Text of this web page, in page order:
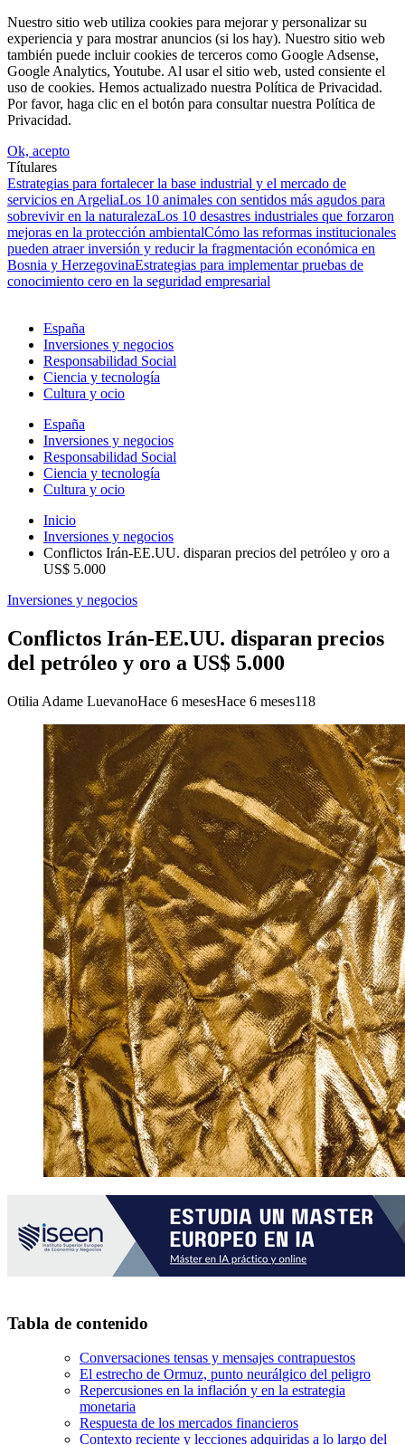
Nuestro sitio web utiliza cookies para mejorar y personalizar su
experiencia y para mostrar anuncios (si los hay). Nuestro sitio web
también puede incluir cookies de terceros como Google Adsense,
Google Analytics, Youtube. Al usar el sitio web, usted consiente el
uso de cookies. Hemos actualizado nuestra Política de Privacidad.
Por favor, haga clic en el botón para consultar nuestra Política de
Privacidad.
Ok, acepto
Títulares
Estrategias para fortalecer la base industrial y el mercado de
servicios en ArgeliaLos 10 animales con sentidos más agudos para
sobrevivir en la naturalezaLos 10 desastres industriales que forzaron
mejoras en la protección ambientalCómo las reformas institucionales
pueden atraer inversión y reducir la fragmentación económica en
Bosnia y HerzegovinaEstrategias para implementar pruebas de
conocimiento cero en la seguridad empresarial
España
Inversiones y negocios
Responsabilidad Social
Ciencia y tecnología
Cultura y ocio
España
Inversiones y negocios
Responsabilidad Social
Ciencia y tecnología
Cultura y ocio
Inicio
Inversiones y negocios
Conflictos Irán-EE.UU. disparan precios del petróleo y oro a
US$ 5.000
Inversiones y negocios
Conflictos Irán-EE.UU. disparan precios
del petróleo y oro a US$ 5.000
Otilia Adame LuevanoHace 6 mesesHace 6 meses118
Tabla de contenido
Conversaciones tensas y mensajes contrapuestos
El estrecho de Ormuz, punto neurálgico del peligro
Repercusiones en la inflación y en la estrategia
monetaria
Respuesta de los mercados financieros
Contexto reciente y lecciones adquiridas a lo largo del